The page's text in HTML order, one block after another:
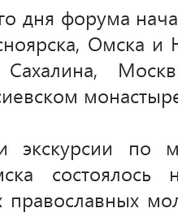
дня форума
Омска и
экскурсии по
состоялось
православных